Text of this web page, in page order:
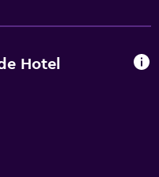
Hotel